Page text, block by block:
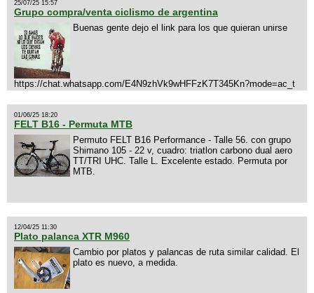
25/07/25 15:57
Grupo compra/venta ciclismo de argentina
Buenas gente dejo el link para los que quieran unirse
https://chat.whatsapp.com/E4N9zhVk9wHFFzK7T345Kn?mode=ac_t
01/06/25 18:20
FELT B16 - Permuta MTB
Permuto FELT B16 Performance - Talle 56. con grupo
Shimano 105 - 22 v, cuadro: triatlon carbono dual aero
TT/TRI UHC. Talle L. Excelente estado. Permuta por
MTB.
12/04/25 11:30
Plato palanca XTR M960
Cambio por platos y palancas de ruta similar calidad. El
plato es nuevo, a medida.